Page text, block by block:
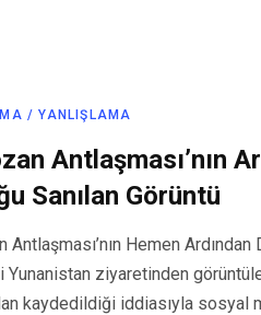
/ YANLIŞLAMA
Antlaşması’nın
Sanılan Görüntü
Antlaşması’nın Hemen
Yunanistan ziyaretinden
kaydedildiği iddiasıyla sosyal